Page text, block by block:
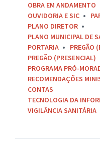
OBRA EM ANDAMENTO
OUVIDORIA E SIC
PLANO DIRETOR
PLANO MUNICIPAL DE
PORTARIA
PREGÃO
PREGÃO (PRESENCIAL)
PROGRAMA PRÓ-
RECOMENDAÇÕES
CONTAS
TECNOLOGIA DA
VIGILÂNCIA SANITÁRIA